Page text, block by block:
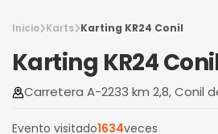
Inicio Karts Karting KR24 Conil
Karting KR24
Carretera A-2233 km 2,8, Conil
Evento visitado1634veces